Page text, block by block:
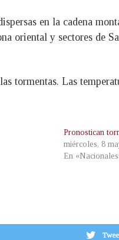
en la cadena
oriental y sectores de
tormentas. Las
Pronostican
miércoles, 8
En